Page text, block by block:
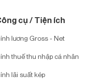
cụ / Tiện ích
lương Gross - Net
thuế thu nhập cá nhân
lãi suất kép